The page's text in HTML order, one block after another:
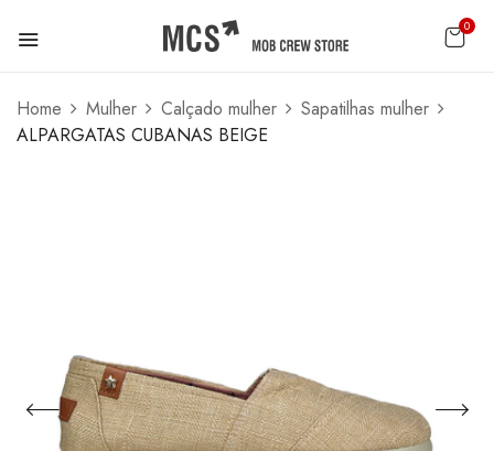
0
Home Mulher Calçado mulher
Sapatilhas mulher
ALPARGATAS CUBANAS BEIGE